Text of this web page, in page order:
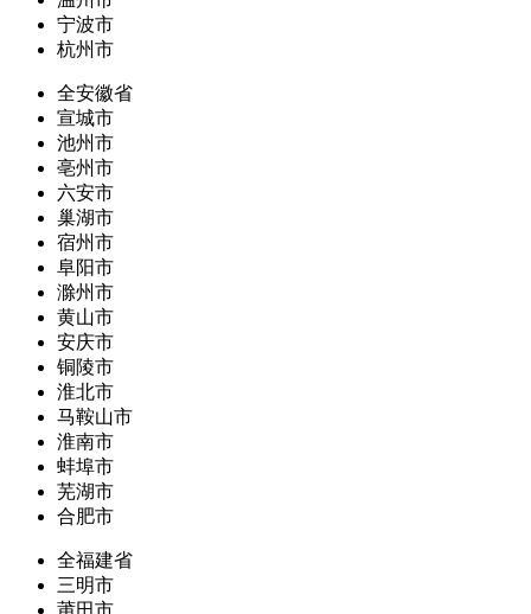
宁波市
杭州市
全安徽省
宣城市
池州市
亳州市
六安市
巢湖市
宿州市
阜阳市
滁州市
黄山市
安庆市
铜陵市
淮北市
马鞍山市
淮南市
蚌埠市
芜湖市
合肥市
全福建省
三明市
莆田市